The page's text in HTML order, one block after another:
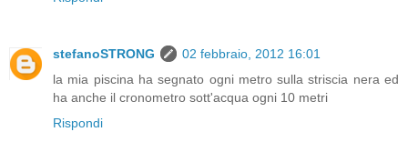
stefanoSTRONG
02 febbraio, 2012 16:01
la mia piscina ha segnato ogni metro sulla striscia nera ed
ha anche il cronometro sott'acqua ogni 10 metri
Rispondi